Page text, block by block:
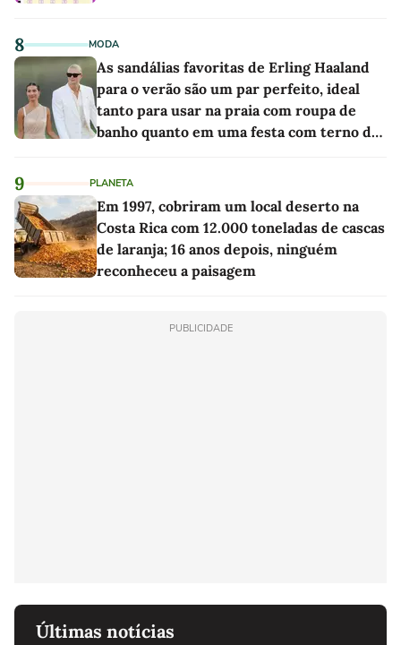
8 MODA
As sandálias favoritas de Erling Haaland
para o verão são um par perfeito, ideal
tanto para usar na praia com roupa de
banho quanto em uma festa com terno de
9 PLANETA
Em 1997, cobriram um local deserto na
Costa Rica com 12.000 toneladas de cascas
de laranja; 16 anos depois, ninguém
reconheceu a paisagem
PUBLICIDADE
Últimas notícias